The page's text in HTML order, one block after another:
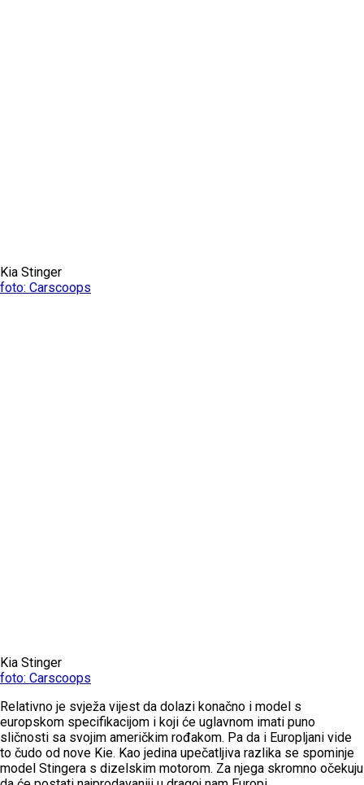
Kia Stinger
foto: Carscoops
Kia Stinger
foto: Carscoops
Relativno je svježa vijest da dolazi konačno i model s
europskom specifikacijom i koji će uglavnom imati puno
sličnosti sa svojim američkim rođakom. Pa da i Europljani vide
to čudo od nove Kie. Kao jedina upečatljiva razlika se spominje
model Stingera s dizelskim motorom. Za njega skromno očekuju